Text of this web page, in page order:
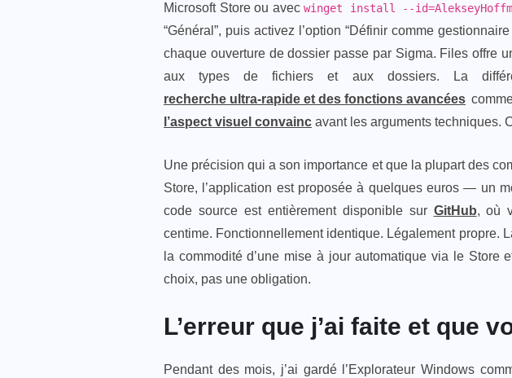
Microsoft Store ou avecwinget install --
“Général”, puis activez l’option “Définir comme
chaque ouverture de dossier passe par Sigma. Files offre
aux types de fichiers et aux dossiers. La
recherche ultra-rapide et des fonctions avancées
l’aspect visuel convainc avant les arguments techniques.
Une précision qui a son importance et que la plupart des
Store, l’application est proposée à quelques euros — un
code source est entièrement disponible sur GitHub, où
centime. Fonctionnellement identique. Légalement propre.
la commodité d’une mise à jour automatique via le
choix, pas une obligation.
L’erreur que j’ai faite et que
Pendant des mois, j’ai gardé l’Explorateur Windows